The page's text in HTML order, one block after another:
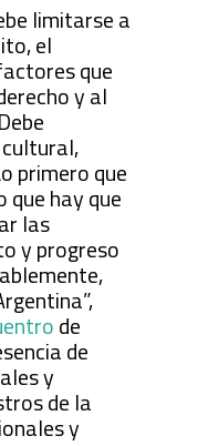
limitarse a
el
que
y al
primero que
que hay que
las
y progreso
de
de
y
de la
y